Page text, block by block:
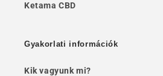
Ketama CBD
Gyakorlati információk
Kik vagyunk mi?